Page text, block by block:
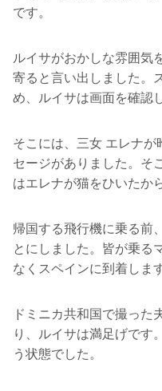
です。
ルイサがおかしな雰囲気
寄ると言い出しました。
め、ルイサは画面を確認
そこには、三女 エレナが
セージがありました。そ
はエレナが猫をひいたか
帰国する飛行機に乗る前
とにしました。皆が乗る
なくスペインに到着しま
ドミニカ共和国で撮った
り、ルイサは満足げです
う状態でした。